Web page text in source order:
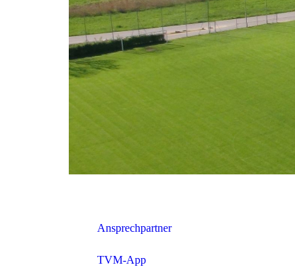
Ansprechpartner
TVM-App